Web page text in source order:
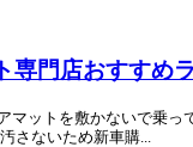
専門店おすすめ
マットを敷かないで乗
さないため新車購...